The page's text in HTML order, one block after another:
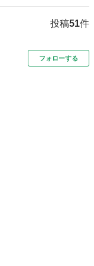
投稿51件
フォローする